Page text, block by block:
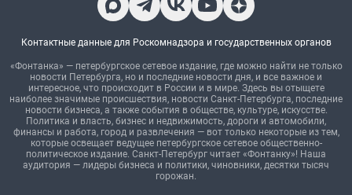
Контактные данные для Роскомнадзора и государственных органов
«Фонтанка» — петербургское сетевое издание, где можно найти не только
новости Петербурга, но и последние новости дня, и все важное и
интересное, что происходит в России и в мире. Здесь вы отыщете
наиболее значимые происшествия, новости Санкт-Петербурга, последние
новости бизнеса, а также события в обществе, культуре, искусстве.
Политика и власть, бизнес и недвижимость, дороги и автомобили,
финансы и работа, город и развлечения — вот только некоторые из тем,
которые освещает ведущее петербургское сетевое общественно-
политическое издание. Санкт-Петербург читает «Фонтанку»! Наша
аудитория — лидеры бизнеса и политики, чиновники, десятки тысяч
горожан.